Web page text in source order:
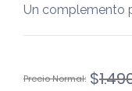
Un complemento
$
El
El